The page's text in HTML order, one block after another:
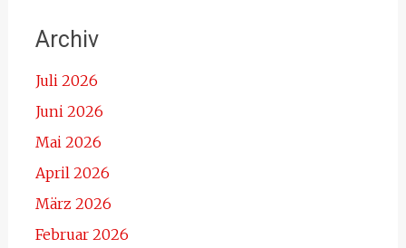
Archiv
Juli 2026
Juni 2026
Mai 2026
April 2026
März 2026
Februar 2026